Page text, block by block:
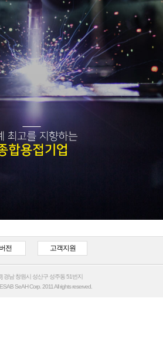
전 고객지원
경남 창원시 성산구 성주동 51번지
SeAH Corp. 2011 All rights reserved.